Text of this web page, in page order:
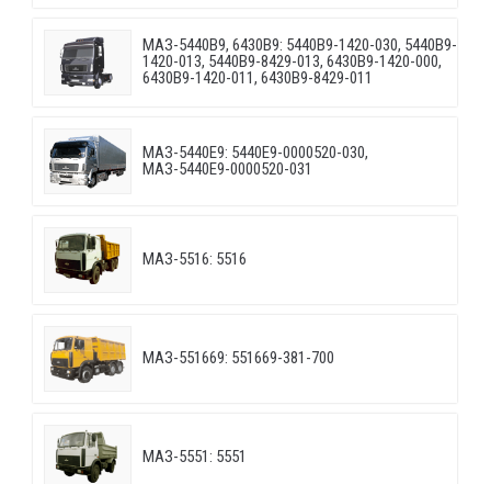
МАЗ-5440B9, 6430B9: 5440B9-1420-030, 5440B9-
1420-013, 5440B9-8429-013, 6430B9-1420-000,
6430B9-1420-011, 6430B9-8429-011
МАЗ-5440E9: 5440E9-0000520-030,
МАЗ-5440E9-0000520-031
МАЗ-5516: 5516
МАЗ-551669: 551669-381-700
МАЗ-5551: 5551